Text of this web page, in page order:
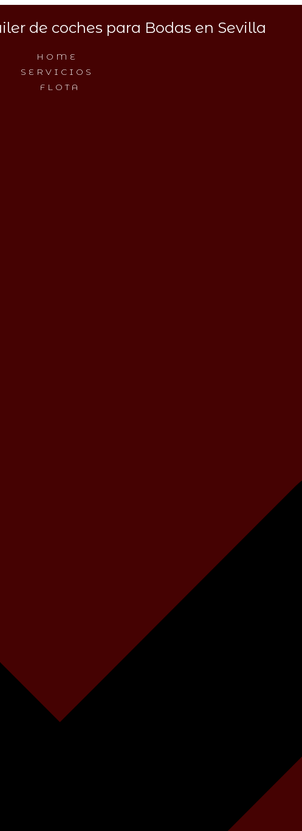
de coches para Bodas en Sevilla
HOME
SERVICIOS
FLOTA